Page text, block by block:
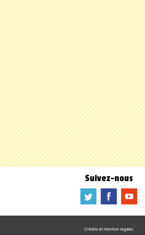
Suivez-nous
a b f
Crédits et mention légales